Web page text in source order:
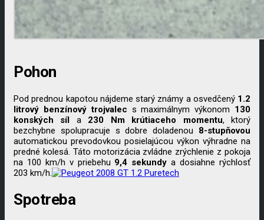
Pohon
Pod prednou kapotou nájdeme starý známy a osvedčený1.2
litrový benzínový trojvalec s maximálnym výkonom 130
konských
síl a 230 Nm krútiaceho momentu, ktorý
bezchybne spolupracuje s dobre doladenou 8-stupňovou
automatickou prevodovkou posielajúcou výkon výhradne na
predné kolesá. Táto motorizácia zvládne zrýchlenie z pokoja
na 100 km/h v priebehu 9,4 sekundy a dosiahne rýchlosť
203 km/h.
Spotreba